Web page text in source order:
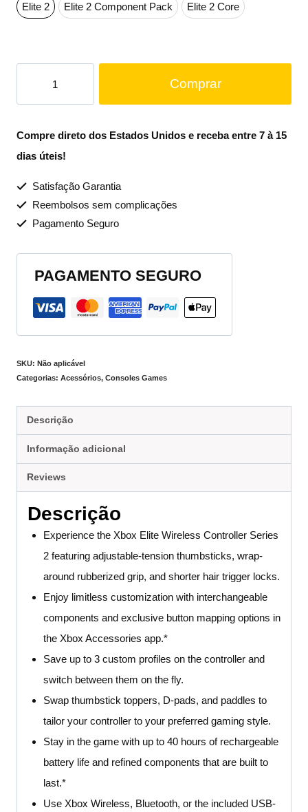
Elite 2 Elite 2 Component Pack Elite 2 Core
Comprar
Compre direto dos Estados Unidos e receba entre 7 à 15
dias úteis!
Satisfação Garantia
Reembolsos sem complicações
Pagamento Seguro
PAGAMENTO SEGURO
SKU: Não aplicável
Categorias: Acessórios, Consoles Games
Descrição
Informação adicional
Reviews
Descrição
Experience the Xbox Elite Wireless Controller Series
2 featuring adjustable-tension thumbsticks, wrap-
around rubberized grip, and shorter hair trigger locks.
Enjoy limitless customization with interchangeable
components and exclusive button mapping options in
the Xbox Accessories app.*
Save up to 3 custom profiles on the controller and
switch between them on the fly.
Swap thumbstick toppers, D-pads, and paddles to
tailor your controller to your preferred gaming style.
Stay in the game with up to 40 hours of rechargeable
battery life and refined components that are built to
last.*
Use Xbox Wireless, Bluetooth, or the included USB-